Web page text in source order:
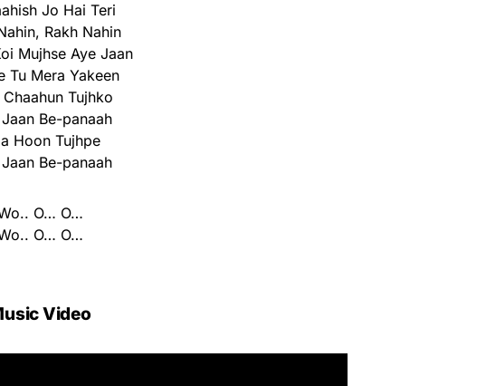
Jo Hai Teri
Rakh Nahin
Mujhse Aye Jaan
Tu Mera Yakeen
Tujhko
Be-panaah
Hoon Tujhpe
Be-panaah
O… O…
O… O…
Video